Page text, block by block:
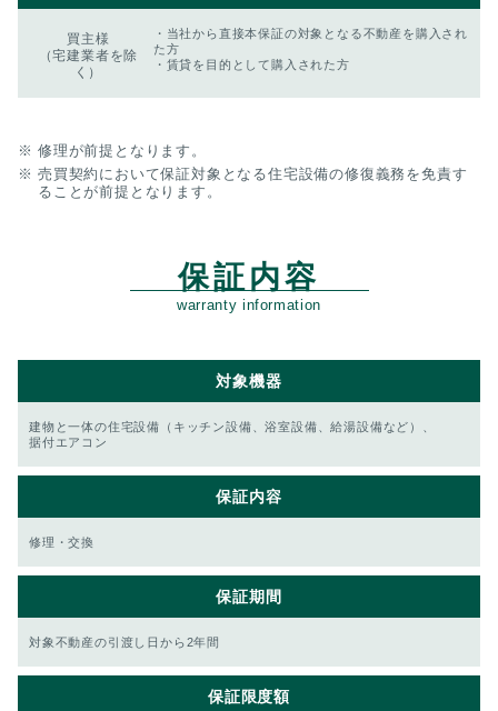
買主様
（宅建業者を除
く）
当社から直接本保証の対象となる不動産を購入され
た方
賃貸を目的として購入された方
修理が前提となります。
売買契約において保証対象となる住宅設備の修復義務を免責す
ることが前提となります。
保証内容
warranty information
対象機器
建物と一体の住宅設備（キッチン設備、浴室設備、給湯設備など）、
据付エアコン
保証内容
修理・交換
保証期間
対象不動産の引渡し日から2年間
保証限度額